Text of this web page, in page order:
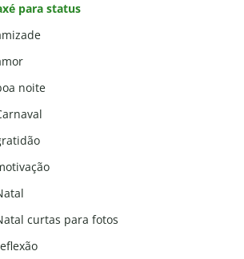
para status
noite
curtas para fotos